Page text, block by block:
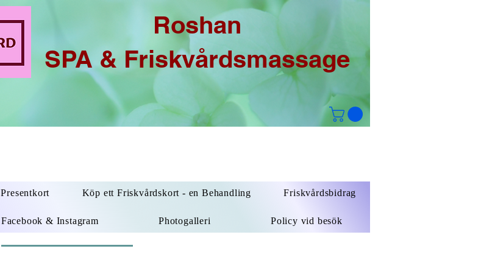
Roshan
SPA & Friskvårdsmassage
Presentkort Köp ett Friskvårdskort - en Behandling Friskvårdsbidrag
Facebook & Instagram Photogalleri Policy vid besök